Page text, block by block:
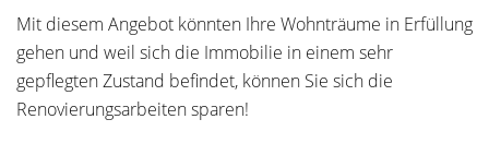
Mit diesem Angebot könnten Ihre Wohnträume in Erfüllung
gehen und weil sich die Immobilie in einem sehr
gepflegten Zustand befindet, können Sie sich die
Renovierungsarbeiten sparen!